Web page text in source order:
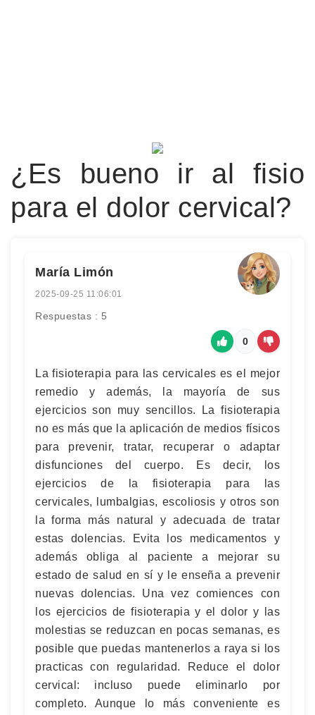
¿Es bueno ir al fisio
para el dolor cervical?
María Limón
2025-09-25 11:06:01
Respuestas : 5
0
La fisioterapia para las cervicales es el mejor
remedio y además, la mayoría de sus
ejercicios son muy sencillos. La fisioterapia
no es más que la aplicación de medios físicos
para prevenir, tratar, recuperar o adaptar
disfunciones del cuerpo. Es decir, los
ejercicios de la fisioterapia para las
cervicales, lumbalgias, escoliosis y otros son
la forma más natural y adecuada de tratar
estas dolencias. Evita los medicamentos y
además obliga al paciente a mejorar su
estado de salud en sí y le enseña a prevenir
nuevas dolencias. Una vez comiences con
los ejercicios de fisioterapia y el dolor y las
molestias se reduzcan en pocas semanas, es
posible que puedas mantenerlos a raya si los
practicas con regularidad. Reduce el dolor
cervical: incluso puede eliminarlo por
completo. Aunque lo más conveniente es